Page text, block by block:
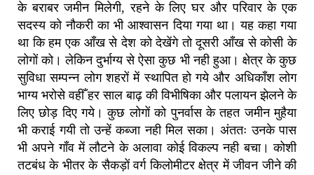
के बराबर जमीन मिलेगी, रहने के लिए घर और परिवार के एक
सदस्य को नौकरी का भी आश्वासन दिया गया था। यह कहा गया
था कि हम एक आँख से देश को देखेंगे तो दूसरी आँख से कोसी के
लोगों को। लेकिन दुर्भाग्य से ऐसा कुछ भी नही हुआ। क्षेत्र के कुछ
सुविधा सम्पन्न लोग शहरों में स्थापित हो गये और अधिकाँश लोग
भाग्य भरोसे वहीँ हर साल बाढ़ की विभीषिका और पलायन झेलने के
लिए छोड़ दिए गये। कुछ लोगों को पुनर्वास के तहत जमीन मुहैया
भी कराई गयी तो उन्हें कब्जा नही मिल सका। अंततः उनके पास
भी अपने गाँव में लौटने के अलावा कोई विकल्प नही बचा। कोशी
तटबंध के भीतर के सैकड़ों वर्ग किलोमीटर क्षेत्र में जीवन जीने की